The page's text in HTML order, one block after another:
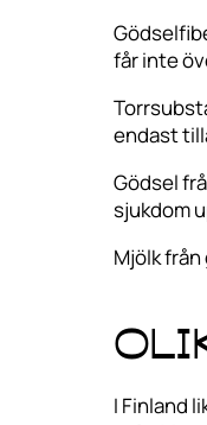
får inte
endast
Gödsel
sjukdom
Mjölk
I Finland